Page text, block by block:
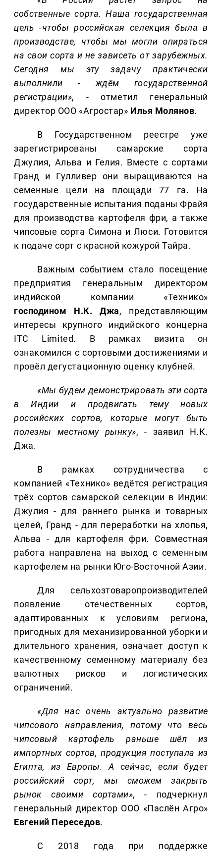
собственные сорта. Наша государственная
цель -чтобы российская селекция была в
производстве, чтобы мы могли опираться
на свои сорта и не зависеть от зарубежных.
Сегодня мы эту задачу практически
выполнили - ждём государственной
регистрации», - отметил генеральный
директор ООО «Агростар» Илья Молянов.
В Государственном реестре уже
зарегистрированы самарские сорта
Джулия, Альва и Гелия. Вместе с сортами
Гранд и Гулливер они выращиваются на
семенные цели на площади 77 га. На
государственные испытания поданы Фрайя
для производства картофеля фри, а также
чипсовые сорта Симона и Люси. Готовится
к подаче сорт с красной кожурой Тайра.
Важным событием стало посещение
предприятия генеральным директором
индийской компании «Технико»
господином Н.К. Джа, представляющим
интересы крупного индийского концерна
ITC Limited. В рамках визита он
ознакомился с сортовыми достижениями и
провёл дегустационную оценку клубней.
«Мы будем демонстрировать эти сорта
в Индии и продвигать тему новых
российских сортов, которые могут быть
полезны местному рынку», - заявил Н.К.
Джа.
В рамках сотрудничества с
компанией «Технико» ведётся регистрация
трёх сортов самарской селекции в Индии:
Джулия - для раннего рынка и товарных
целей, Гранд - для переработки на хлопья,
Альва - для картофеля фри. Совместная
работа направлена на выход с семенным
картофелем на рынки Юго-Восточной Азии.
Для сельхозтоваропроизводителей
появление отечественных сортов,
адаптированных к условиям региона,
пригодных для механизированной уборки и
длительного хранения, означает доступ к
качественному семенному материалу без
валютных рисков и логистических
ограничений.
«Для нас очень актуально развитие
чипсового направления, потому что весь
чипсовый картофель раньше шёл из
импортных сортов, продукция поступала из
Египта, из Европы. А сейчас, если будет
российский сорт, мы сможем закрыть
рынок своими сортами», - подчеркнул
генеральный директор ООО «Паслён Агро»
Евгений Переседов.
С 2018 года при поддержке